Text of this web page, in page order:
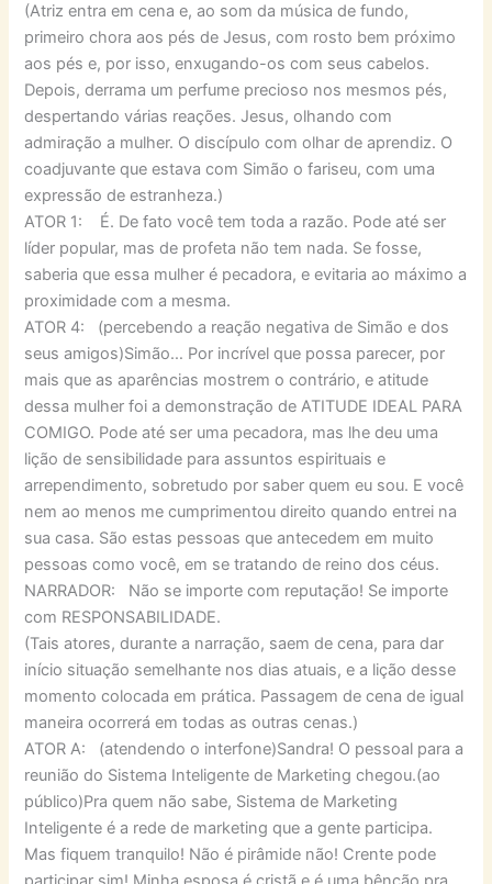
(Atriz entra em cena e, ao som da música de fundo,
primeiro chora aos pés de Jesus, com rosto bem próximo
aos pés e, por isso, enxugando-os com seus cabelos.
Depois, derrama um perfume precioso nos mesmos pés,
despertando várias reações. Jesus, olhando com
admiração a mulher. O discípulo com olhar de aprendiz. O
coadjuvante que estava com Simão o fariseu, com uma
expressão de estranheza.)
ATOR 1: É. De fato você tem toda a razão. Pode até ser
líder popular, mas de profeta não tem nada. Se fosse,
saberia que essa mulher é pecadora, e evitaria ao máximo a
proximidade com a mesma.
ATOR 4: (percebendo a reação negativa de Simão e dos
seus amigos)Simão… Por incrível que possa parecer, por
mais que as aparências mostrem o contrário, e atitude
dessa mulher foi a demonstração de ATITUDE IDEAL PARA
COMIGO. Pode até ser uma pecadora, mas lhe deu uma
lição de sensibilidade para assuntos espirituais e
arrependimento, sobretudo por saber quem eu sou. E você
nem ao menos me cumprimentou direito quando entrei na
sua casa. São estas pessoas que antecedem em muito
pessoas como você, em se tratando de reino dos céus.
NARRADOR: Não se importe com reputação! Se importe
com RESPONSABILIDADE.
(Tais atores, durante a narração, saem de cena, para dar
início situação semelhante nos dias atuais, e a lição desse
momento colocada em prática. Passagem de cena de igual
maneira ocorrerá em todas as outras cenas.)
ATOR A: (atendendo o interfone)Sandra! O pessoal para a
reunião do Sistema Inteligente de Marketing chegou.(ao
público)Pra quem não sabe, Sistema de Marketing
Inteligente é a rede de marketing que a gente participa.
Mas fiquem tranquilo! Não é pirâmide não! Crente pode